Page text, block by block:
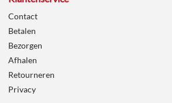
Contact
Betalen
Bezorgen
Afhalen
Retourneren
Privacy